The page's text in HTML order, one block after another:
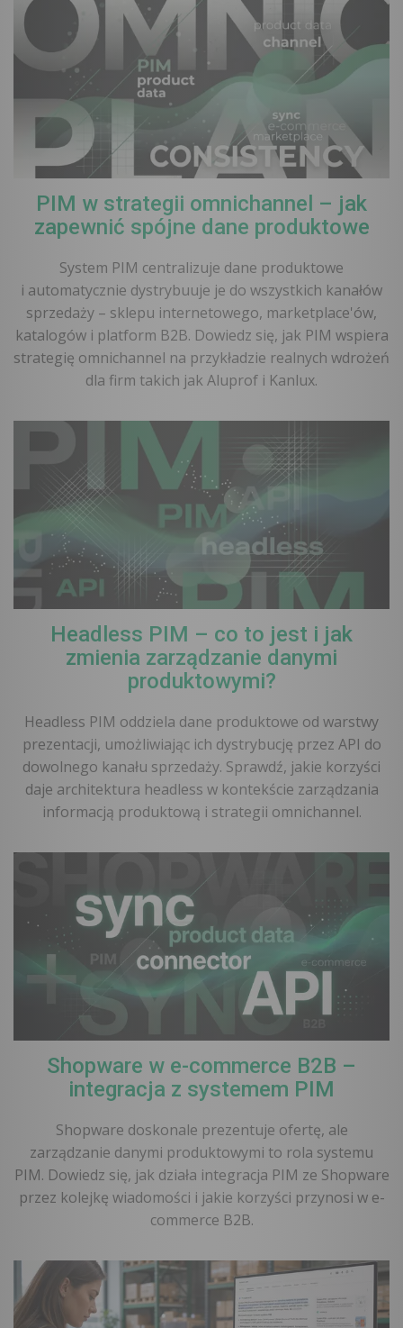
PIM w strategii omnichannel – jak
zapewnić spójne dane produktowe
System PIM centralizuje dane produktowe
i automatycznie dystrybuuje je do wszystkich kanałów
sprzedaży – sklepu internetowego, marketplace'ów,
katalogów i platform B2B. Dowiedz się, jak PIM wspiera
strategię omnichannel na przykładzie realnych wdrożeń
dla firm takich jak Aluprof i Kanlux.
Headless PIM – co to jest i jak
zmienia zarządzanie danymi
produktowymi?
Headless PIM oddziela dane produktowe od warstwy
prezentacji, umożliwiając ich dystrybucję przez API do
dowolnego kanału sprzedaży. Sprawdź, jakie korzyści
daje architektura headless w kontekście zarządzania
informacją produktową i strategii omnichannel.
Shopware w e-commerce B2B –
integracja z systemem PIM
Shopware doskonale prezentuje ofertę, ale
zarządzanie danymi produktowymi to rola systemu
PIM. Dowiedz się, jak działa integracja PIM ze Shopware
przez kolejkę wiadomości i jakie korzyści przynosi w e-
commerce B2B.